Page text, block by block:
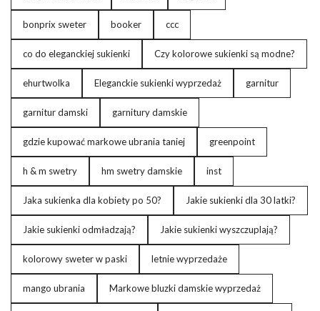
bonprix sweter booker ccc
co do eleganckiej sukienki Czy kolorowe sukienki są modne?
ehurtwolka Eleganckie sukienki wyprzedaż garnitur
garnitur damski garnitury damskie
gdzie kupować markowe ubrania taniej greenpoint
h & m swetry hm swetry damskie inst
Jaka sukienka dla kobiety po 50? Jakie sukienki dla 30 latki?
Jakie sukienki odmładzają? Jakie sukienki wyszczuplają?
kolorowy sweter w paski letnie wyprzedaże
mango ubrania Markowe bluzki damskie wyprzedaż